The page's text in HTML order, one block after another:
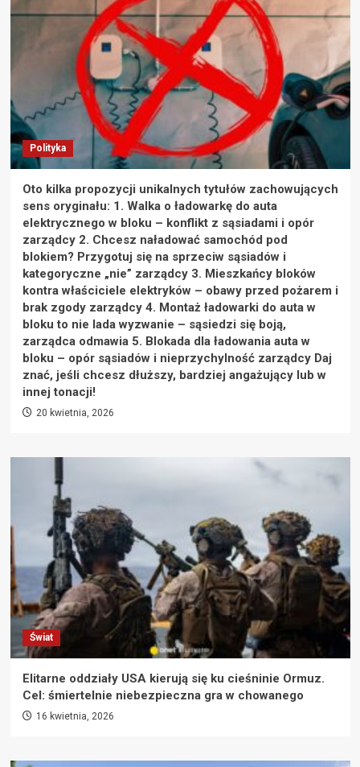
Polityka
Oto kilka propozycji unikalnych tytułów zachowujących
sens oryginału: 1. Walka o ładowarkę do auta
elektrycznego w bloku – konflikt z sąsiadami i opór
zarządcy 2. Chcesz naładować samochód pod
blokiem? Przygotuj się na sprzeciw sąsiadów i
kategoryczne „nie” zarządcy 3. Mieszkańcy bloków
kontra właściciele elektryków – obawy przed pożarem i
brak zgody zarządcy 4. Montaż ładowarki do auta w
bloku to nie lada wyzwanie – sąsiedzi się boją,
zarządca odmawia 5. Blokada dla ładowania auta w
bloku – opór sąsiadów i nieprzychylność zarządcy Daj
znać, jeśli chcesz dłuższy, bardziej angażujący lub w
innej tonacji!
20 kwietnia, 2026
Świat
Elitarne oddziały USA kierują się ku cieśninie Ormuz.
Cel: śmiertelnie niebezpieczna gra w chowanego
16 kwietnia, 2026